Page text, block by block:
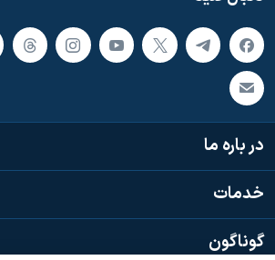
در باره ما
خدمات
گوناگون